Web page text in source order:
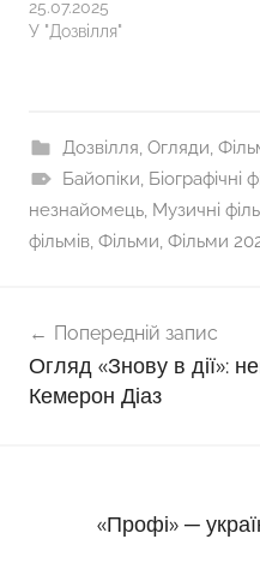
25.07.2025
У "Дозвілля"
Дозвілля, Огляди,
Байопіки, Біографічні
незнайомець, Музичні
фільмів, Фільми, Фільми
записів
Попередній запис
Огляд «Знову в дії»:
Кемерон Діаз
«Профі» ─